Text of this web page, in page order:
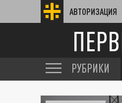
АВТОРИЗАЦИЯ
РУБРИКИ